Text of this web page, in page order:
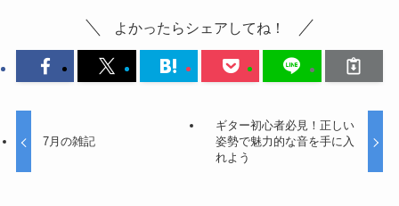
よかったらシェアしてね！
7月の雑記
ギター初心者必見！正しい
姿勢で魅力的な音を手に入
れよう